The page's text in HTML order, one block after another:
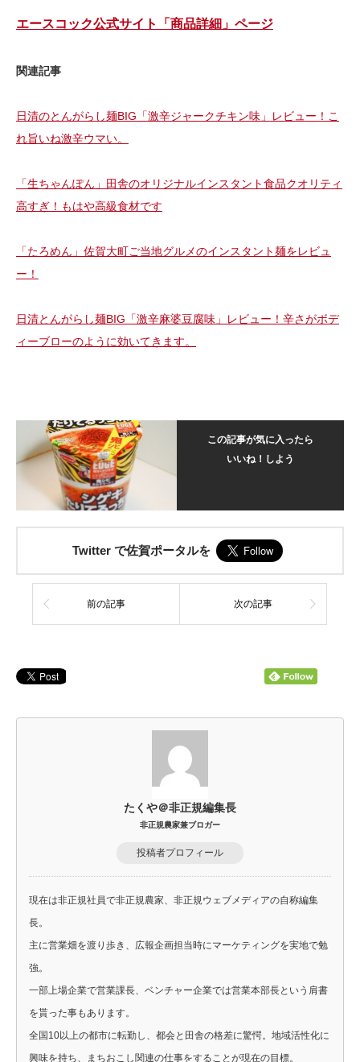
エースコック公式サイト「商品詳細」ページ
関連記事
日清のとんがらし麺BIG「激辛ジャークチキン味」レビュー！こ
れ旨いね激辛ウマい。
「生ちゃんぽん」田舎のオリジナルインスタント食品クオリティ
高すぎ！もはや高級食材です
「たろめん」佐賀大町ご当地グルメのインスタント麺をレビュ
ー！
日清とんがらし麺BIG「激辛麻婆豆腐味」レビュー！辛さがボデ
ィーブローのように効いてきます。
この記事が気に入ったら
いいね！しよう
Twitter で佐賀ポータルを
前の記事 次の記事
たくや＠非正規編集長
非正規農家兼ブロガー
投稿者プロフィール
現在は非正規社員で非正規農家、非正規ウェブメディアの自称編集
長。
主に営業畑を渡り歩き、広報企画担当時にマーケティングを実地で勉
強。
一部上場企業で営業課長、ベンチャー企業では営業本部長という肩書
を貰った事もあります。
全国10以上の都市に転勤し、都会と田舎の格差に驚愕。地域活性化に
興味を持ち、まちおこし関連の仕事をすることが現在の目標。